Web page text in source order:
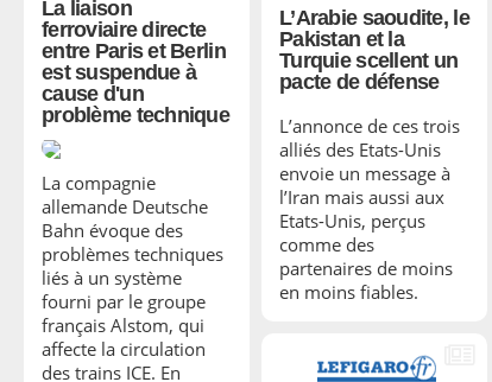
La liaison
ferroviaire directe
entre Paris et Berlin
est suspendue à
cause d'un
problème technique
La compagnie
allemande Deutsche
Bahn évoque des
problèmes techniques
liés à un système
fourni par le groupe
français Alstom, qui
affecte la circulation
des trains ICE. En
L’Arabie saoudite, le
Pakistan et la
Turquie scellent un
pacte de défense
L’annonce de ces trois
alliés des Etats-Unis
envoie un message à
l’Iran mais aussi aux
Etats-Unis, perçus
comme des
partenaires de moins
en moins fiables.